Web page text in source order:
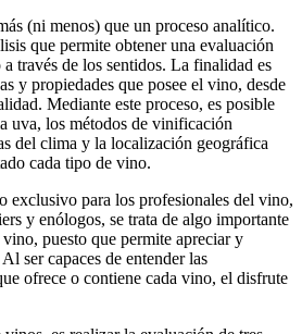
(ni menos) que un proceso analítico.
que permite obtener una evaluación
través de los sentidos. La finalidad es
y propiedades que posee el vino, desde
Mediante este proceso, es posible
uva, los métodos de vinificación
del clima y la localización geográfica
cada tipo de vino.
exclusivo para los profesionales del vino,
y enólogos, se trata de algo importante
puesto que permite apreciar y
ser capaces de entender las
ofrece o contiene cada vino, el disfrute